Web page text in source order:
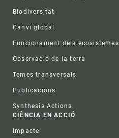
Biodiversitat
Canvi global
Funcionament dels ecosistemes
Observació de la terra
Temes transversals
Publicacions
Synthesis Actions
CIÈNCIA EN ACCIÓ
Impacte